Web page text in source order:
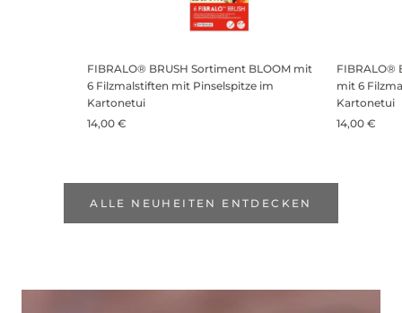
FIBRALO® BRUSH Sortiment BLOOM mit
6 Filzmalstiften mit Pinselspitze im
Kartonetui
14,00 €
FIBRALO®
mit 6
Kartonetui
14,00 €
ALLE NEUHEITEN ENTDECKEN